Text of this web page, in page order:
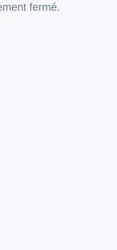
fermé.